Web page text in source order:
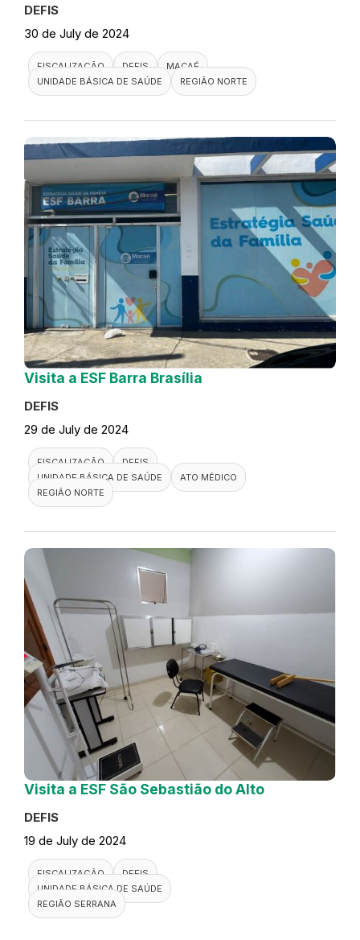
DEFIS
30 de July de 2024
FISCALIZAÇÃO DEFIS
MACAÉ
UNIDADE BÁSICA DE SAÚDE
REGIÃO NORTE
Visita a ESF Barra Brasília
DEFIS
29 de July de 2024
FISCALIZAÇÃO
DEFIS
UNIDADE BÁSICA DE SAÚDE
ATO MÉDICO
REGIÃO NORTE
Visita a ESF São Sebastião do Alto
DEFIS
19 de July de 2024
FISCALIZAÇÃO
DEFIS
UNIDADE BÁSICA DE SAÚDE
REGIÃO SERRANA